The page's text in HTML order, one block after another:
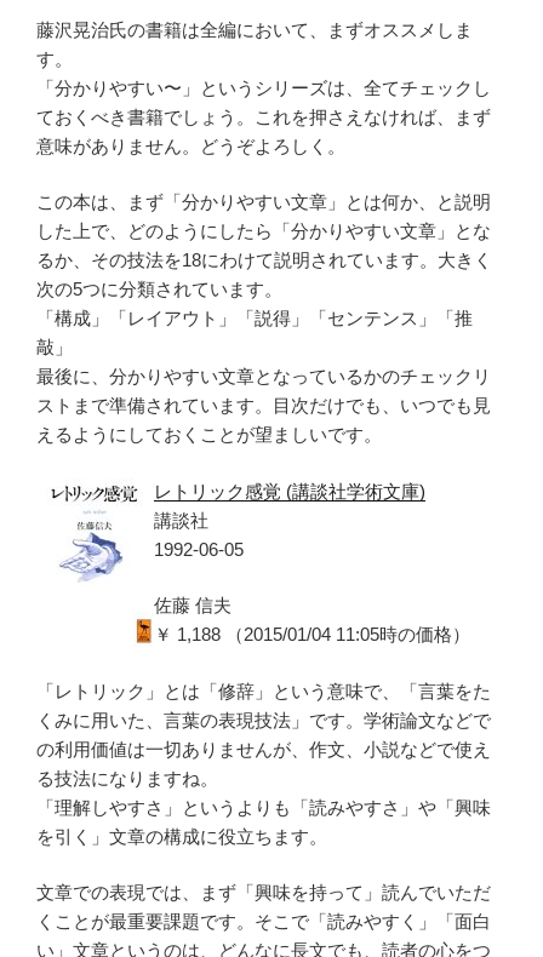
藤沢晃治氏の書籍は全編において、まずオススメしま
す。
「分かりやすい〜」というシリーズは、全てチェックし
ておくべき書籍でしょう。これを押さえなければ、まず
意味がありません。どうぞよろしく。
この本は、まず「分かりやすい文章」とは何か、と説明
した上で、どのようにしたら「分かりやすい文章」とな
るか、その技法を18にわけて説明されています。大きく
次の5つに分類されています。
「構成」「レイアウト」「説得」「センテンス」「推
敲」
最後に、分かりやすい文章となっているかのチェックリ
ストまで準備されています。目次だけでも、いつでも見
えるようにしておくことが望ましいです。
レトリック感覚 (講談社学術文庫)
講談社
1992-06-05
佐藤 信夫
￥ 1,188 （2015/01/04 11:05時の価格）
「レトリック」とは「修辞」という意味で、「言葉をた
くみに用いた、言葉の表現技法」です。学術論文などで
の利用価値は一切ありませんが、作文、小説などで使え
る技法になりますね。
「理解しやすさ」というよりも「読みやすさ」や「興味
を引く」文章の構成に役立ちます。
文章での表現では、まず「興味を持って」読んでいただ
くことが最重要課題です。そこで「読みやすく」「面白
い」文章というのは、どんなに長文でも、読者の心をつ